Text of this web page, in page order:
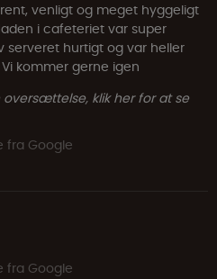
venligt og meget hyggeligt
i cafeteriet var super
serveret hurtigt og var heller
Vi kommer gerne igen
klik her for at se
fra Google
fra Google